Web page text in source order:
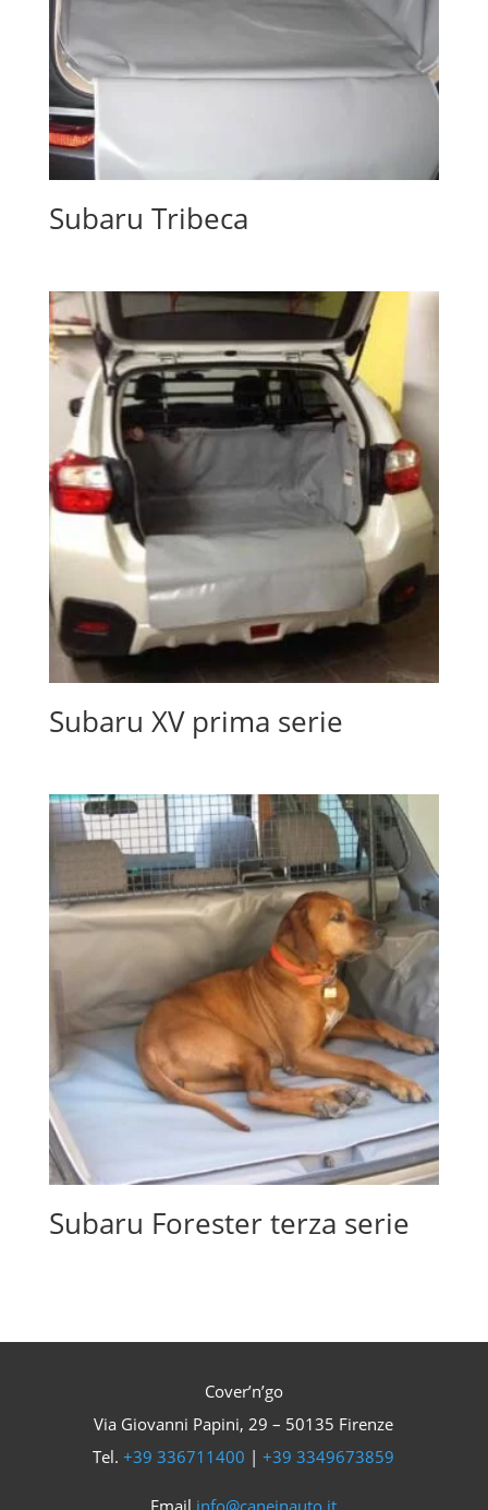
Subaru Tribeca
Subaru XV prima serie
Subaru Forester terza serie
Cover’n’go
Via Giovanni Papini, 29 – 50135 Firenze
Tel.+39 336711400 |+39 3349673859